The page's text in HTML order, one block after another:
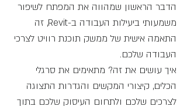
הדבר הראשון שמהווה את המפתח לשיפור
משמעותי ביעילות העבודה ב-Revit, זה
התאמה אישית של ממשק תוכנת רוויט לצרכי
העבודה שלכם.
איך עושים את זה? מתאימים את סרגלי
הכלים, קיצורי המקשים והגדרות התצוגה
לצרכים שלכם ולתחום העיסוק שלכם בתוך